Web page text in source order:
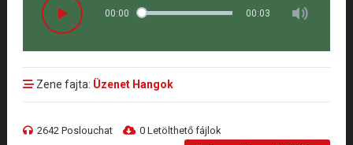
00:00 00:03
Zene fajta: Üzenet Hangok
2642 Poslouchat 0 Letölthető fájlok